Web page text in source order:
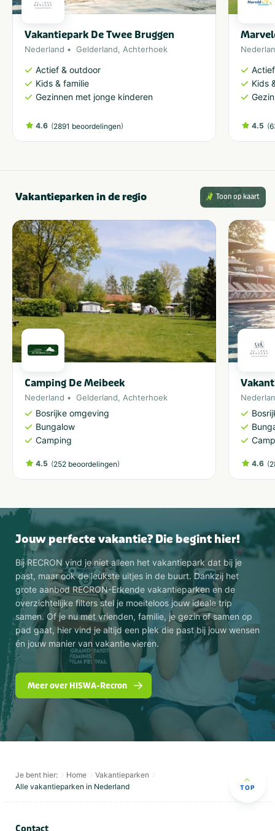
Vakantiepark De Twee Bruggen
Nederland Gelderland, Achterhoek
Actief & outdoor
Kids & familie
Gezinnen met jonge kinderen
4.6 (2891 beoordelingen)
Kids
4.5 (
Vakantieparken in de regio Toon op kaart
Camping De Meibeek
Nederland Gelderland, Achterhoek
Bosrijke omgeving
Bungalow
Camping
4.5 (252 beoordelingen) 4.6 (
Jouw perfecte vakantie? Die begint hier!
Bij RECRON vind je niet alleen het vakantiepark dat bij je
past, maar ook de leukste uitjes in de buurt. Dankzij het
grote aanbod RECRON-Erkende vakantieparken en de
overzichtelijke filters stel je moeiteloos jouw ideale trip
samen. Of je nu met vrienden, familie, je gezin of samen op
pad gaat, hier vind je altijd een plek die past bij jouw wensen
én jouw manier van vakantie vieren.
Meer over HISWA-Recron
Je bent hier: Home
Vakantieparken
Alle vakantieparken in Nederland
TOP